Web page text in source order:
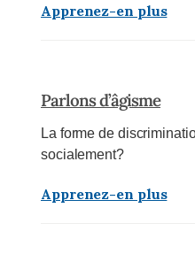
Apprenez-en plus
Parlons d’âgisme
La forme de
socialement?
Apprenez-en plus